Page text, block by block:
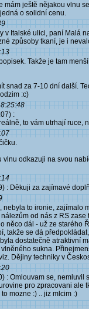
mám ještě nějakou vlnu
o solidní cenu.
v Italské ulici, paní Malá
způsoby tkaní, je i
Takže je tam
snad za 7-10 dní další.
:c)
:
to vám utrhají ruce,
vlnu odkazuji na svou
: Děkuji za zajímavé
nebyla to ironie,
od nás z RS
něco dál - už ze starého
takže se dá
dostatečně atraktivní
sukna.
Dějiny techniky v
: Omlouvam se,
pro zpracovani ale
mozne :) .. jiz mlcim :)